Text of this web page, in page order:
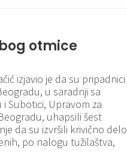
otmice
izjavio je da su pripadnici
u saradnji sa
Subotici, Upravom za
uhapsili šest
da su izvršili krivično delo
po nalogu tužilaštva,